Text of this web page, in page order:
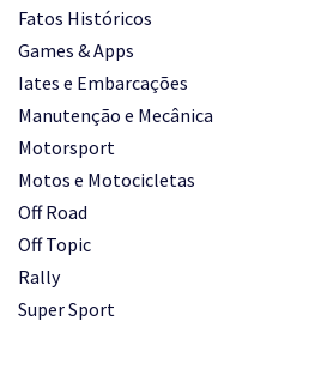
Fatos Históricos
Games & Apps
Iates e Embarcações
Manutenção e Mecânica
Motorsport
Motos e Motocicletas
Off Road
Off Topic
Rally
Super Sport